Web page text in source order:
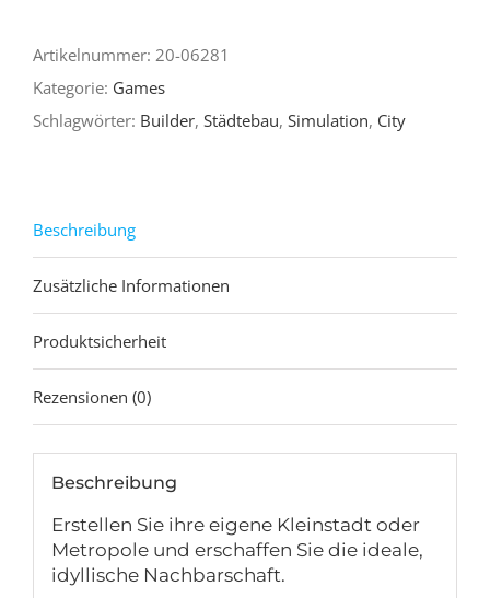
Städtebau-
Simulation
Menge
Artikelnummer: 20-06281
Kategorie: Games
Schlagwörter: Builder, Städtebau, Simulation, City
Beschreibung
Zusätzliche Informationen
Produktsicherheit
Rezensionen (0)
Beschreibung
Erstellen Sie ihre eigene Kleinstadt oder
Metropole und erschaffen Sie die ideale,
idyllische Nachbarschaft.